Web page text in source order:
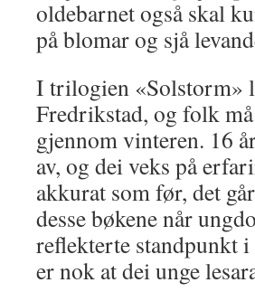
oldebarnet også skal
på blomar og sjå
I trilogien «Solstorm»
Fredrikstad, og folk
gjennom vinteren. 16
av, og dei veks på
akkurat som før, det
desse bøkene når
reflekterte standpunkt
er nok at dei unge